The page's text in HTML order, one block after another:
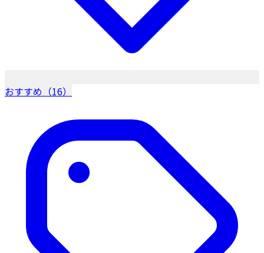
おすすめ（16）